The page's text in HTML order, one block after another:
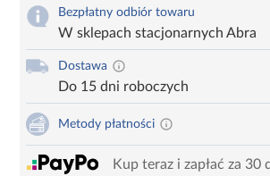
Bezpłatny odbiór towaru
W sklepach stacjonarnych Abra
Dostawa
Do 15 dni roboczych
Metody płatności
Kup teraz i zapłać za 30